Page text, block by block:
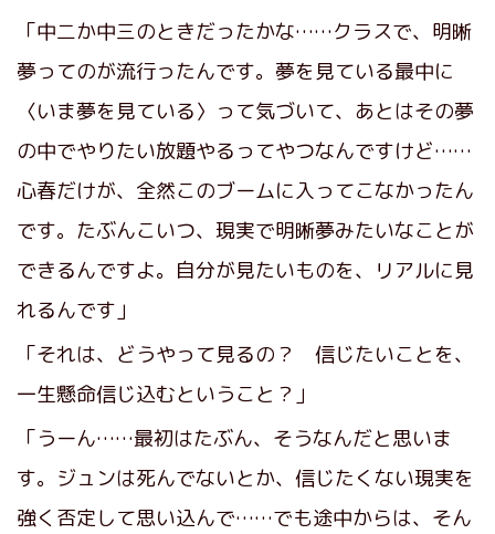
「中二か中三のときだったかな……クラスで、明晰
夢ってのが流行ったんです。夢を見ている最中に
〈いま夢を見ている〉って気づいて、あとはその夢
の中でやりたい放題やるってやつなんですけど……
心春だけが、全然このブームに入ってこなかったん
です。たぶんこいつ、現実で明晰夢みたいなことが
できるんですよ。自分が見たいものを、リアルに見
れるんです」
「それは、どうやって見るの？ 信じたいことを、
一生懸命信じ込むということ？」
「うーん……最初はたぶん、そうなんだと思いま
す。ジュンは死んでないとか、信じたくない現実を
強く否定して思い込んで……でも途中からは、そん